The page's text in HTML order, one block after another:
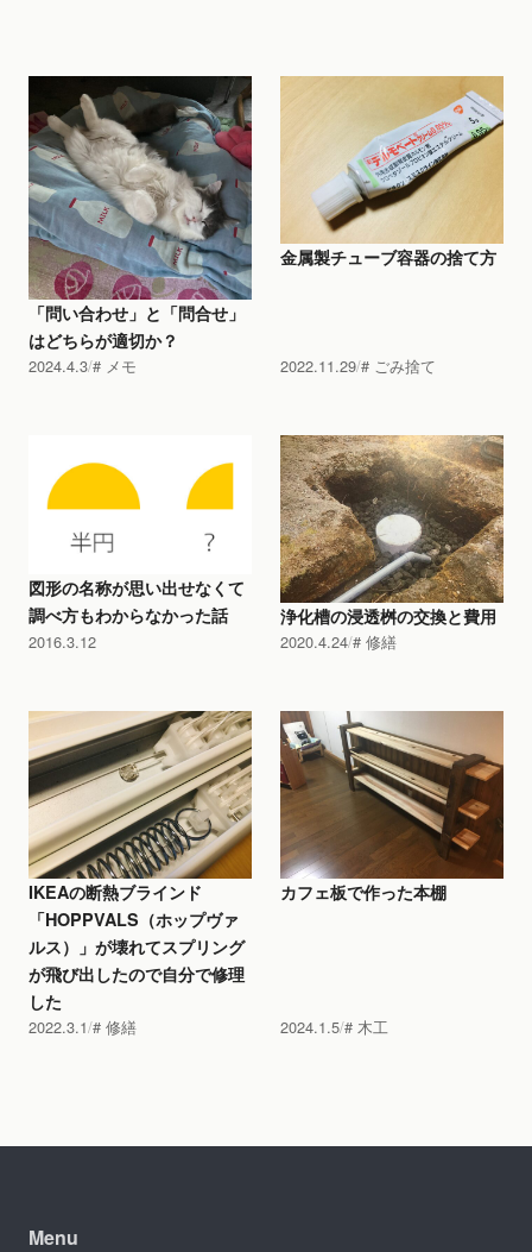
「問い合わせ」と「問合せ」
はどちらが適切か？
2024.4.3 メモ
金属製チューブ容器の捨て方
2022.11.29 ごみ捨て
図形の名称が思い出せなくて
調べ方もわからなかった話
2016.3.12
浄化槽の浸透桝の交換と費用
2020.4.24 修繕
IKEAの断熱ブラインド
「HOPPVALS（ホップヴァ
ルス）」が壊れてスプリング
が飛び出したので自分で修理
した
2022.3.1 修繕
カフェ板で作った本棚
2024.1.5 木工
Menu